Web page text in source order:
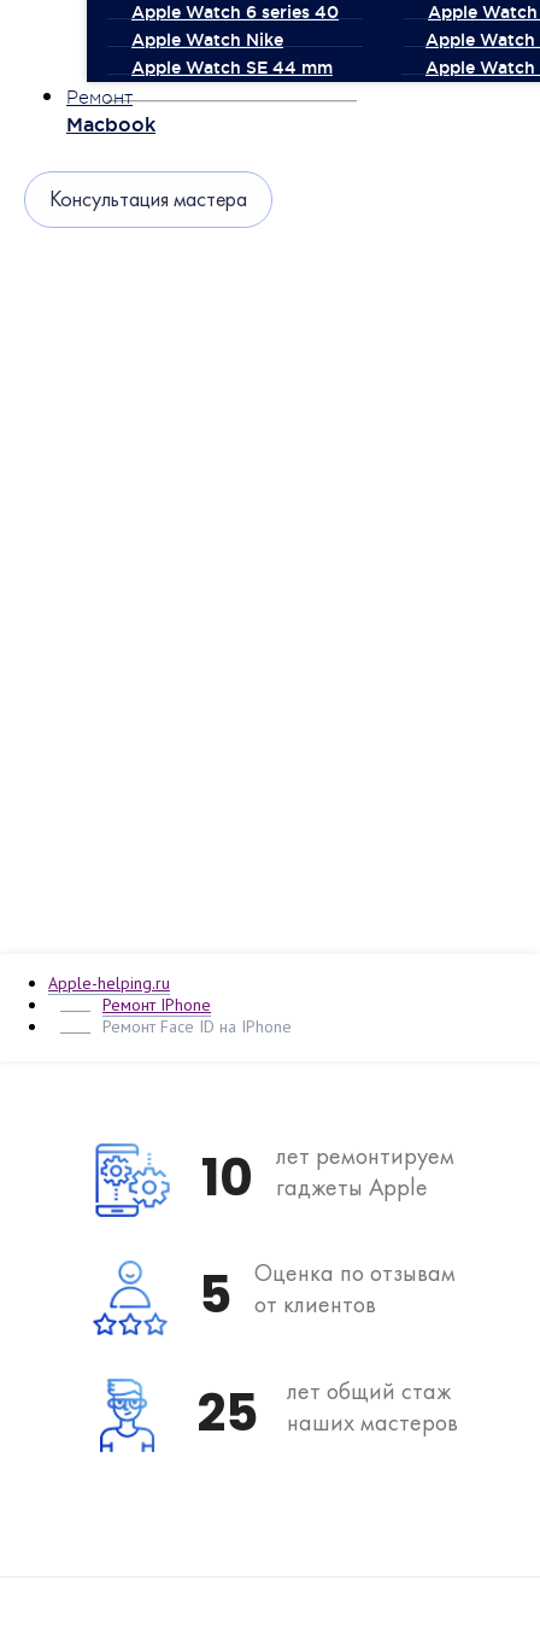
Apple Watch 6 series 40
Apple
Apple Watch Nike
Apple Watch
Apple Watch SE 44 mm
Apple Watch
Ремонт
Macbook
Консультация мастера
Apple-helping.ru
Ремонт IPhone
Ремонт Face ID на IPhone
10
лет ремонтируем
гаджеты Apple
5
Оценка по отзывам
от клиентов
25
лет общий стаж
наших мастеров